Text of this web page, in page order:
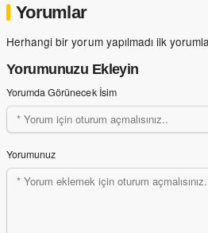
Yorumlar
Herhangi bir yorum yapılmadı ilk
Yorumunuzu Ekleyin
Yorumda Görünecek İsim
Yorumunuz